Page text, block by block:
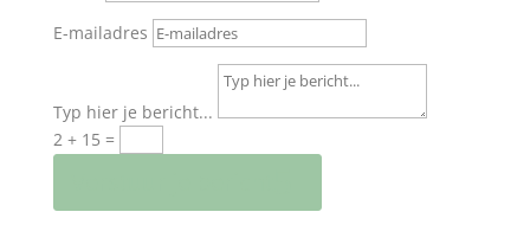
E-mailadres
Typ hier je bericht...
2 + 15 =